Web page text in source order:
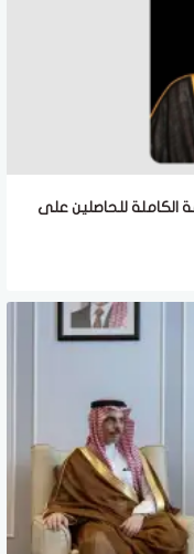
الكاملة للحاصلين على